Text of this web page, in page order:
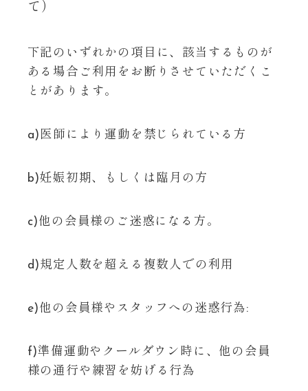
て）
下記のいずれかの項目に、該当するものが
ある場合ご利用をお断りさせていただくこ
とがあります。
a)医師により運動を禁じられている方
b)妊娠初期、もしくは臨月の方
c)他の会員様のご迷惑になる方。
d)規定人数を超える複数人での利用
e)他の会員様やスタッフへの迷惑行為:
f)準備運動やクールダウン時に、他の会員
様の通行や練習を妨げる行為